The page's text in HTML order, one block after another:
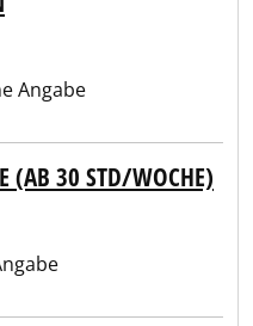
Angabe
(AB 30 STD/WOCHE)